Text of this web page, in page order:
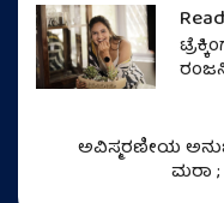
ಅವಿಸ್ಮರಣೀಯ
ಮರಾ